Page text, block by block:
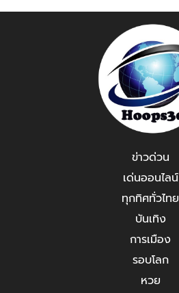
ข่าวด่วน
เด่นออนไลน์
ทุกทิศทั่วไทย
บันเทิง
การเมือง
รอบโลก
หวย